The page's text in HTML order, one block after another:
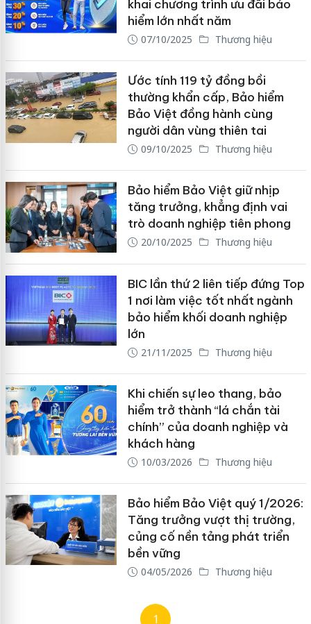
khai chương trình ưu đãi bảo
hiểm lớn nhất năm
07/10/2025 Thương hiệu
Ước tính 119 tỷ đồng bồi
thường khẩn cấp, Bảo hiểm
Bảo Việt đồng hành cùng
người dân vùng thiên tai
09/10/2025 Thương hiệu
Bảo hiểm Bảo Việt giữ nhịp
tăng trưởng, khẳng định vai
trò doanh nghiệp tiên phong
20/10/2025 Thương hiệu
BIC lần thứ 2 liên tiếp đứng Top
1 nơi làm việc tốt nhất ngành
bảo hiểm khối doanh nghiệp
lớn
21/11/2025 Thương hiệu
Khi chiến sự leo thang, bảo
hiểm trở thành “lá chắn tài
chính” của doanh nghiệp và
khách hàng
10/03/2026 Thương hiệu
Bảo hiểm Bảo Việt quý 1/2026:
Tăng trưởng vượt thị trường,
củng cố nền tảng phát triển
bền vững
04/05/2026 Thương hiệu
1